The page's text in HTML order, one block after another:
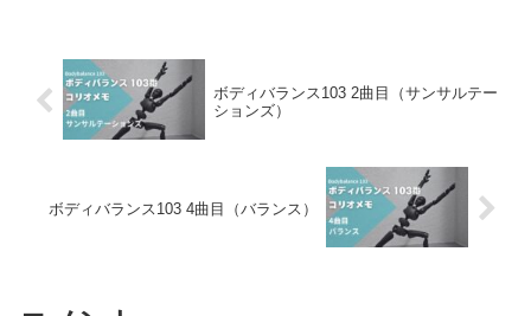
ボディバランス103 2曲目（サンサルテー
ションズ）
ボディバランス103 4曲目（バランス）